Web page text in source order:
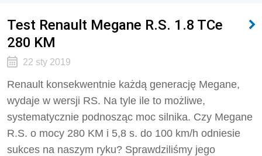
Test Renault Megane R.S. 1.8 TCe
280 KM
22 sty 2019
Renault konsekwentnie każdą generację Megane,
wydaje w wersji RS. Na tyle ile to możliwe,
systematycznie podnosząc moc silnika. Czy Megane
R.S. o mocy 280 KM i 5,8 s. do 100 km/h odniesie
sukces na naszym ryku? Sprawdziliśmy jego